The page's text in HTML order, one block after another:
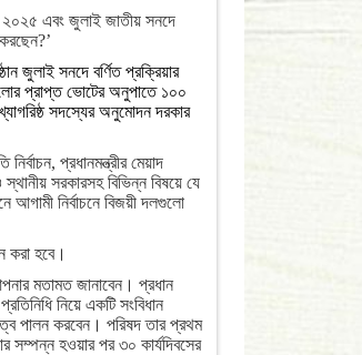
এবং জুলাই জাতীয় সনদে
জুলাই সনদে বর্ণিত প্রক্রিয়ার
প্রাপ্ত ভোটের অনুপাতে ১০০
সদস্যের অনুমোদন দরকার
প্রধানমন্ত্রীর মেয়াদ
সরকারসহ বিভিন্ন বিষয়ে যে
নির্বাচনে বিজয়ী দলগুলো
করা হবে।
মতামত জানাবেন। প্রধান
নিয়ে একটি সংবিধান
পালন করবেন। পরিষদ তার প্রথম
সম্পন্ন হওয়ার পর ৩০ কার্যদিবসের